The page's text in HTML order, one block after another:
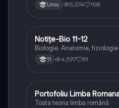
Univ. 5,274 108
Biologie
Notițe-Bio 11-12
Biologie. Anatomie,
11 4,597 81
Limba și literatura română
Portofoliu Limba
Toata teoria limba română